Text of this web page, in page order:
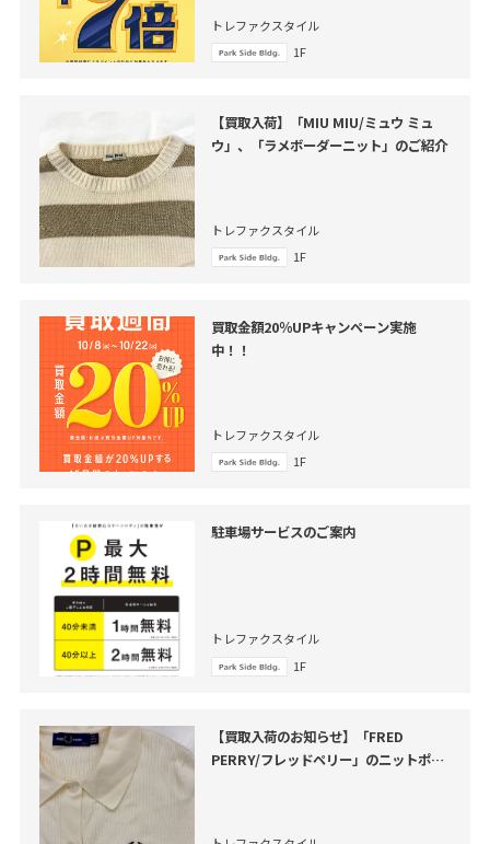
トレファクスタイル
1F
【買取入荷】「MIU MIU/ミュウ ミュ
ウ」、「ラメボーダーニット」のご紹介
トレファクスタイル
1F
買取金額20％UPキャンペーン実施
中！！
トレファクスタイル
1F
駐車場サービスのご案内
トレファクスタイル
1F
【買取入荷のお知らせ】「FRED
PERRY/フレッドペリー」のニットポロ